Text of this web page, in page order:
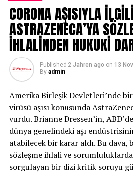
CORONA AŞISIYLA
ASTRAZENECA’YA
İHLALİNDEN HUKUKİ
Published 2 Jahren ago on 13
By admin
Amerika Birleşik Devletleri’nde
virüsü aşısı konusunda
vurdu. Brianne Dressen’in,
dünya genelindeki aşı
atabilecek bir karar aldı. Bu
sözleşme ihlali ve
sorgulayan bir dizi kritik soruyu